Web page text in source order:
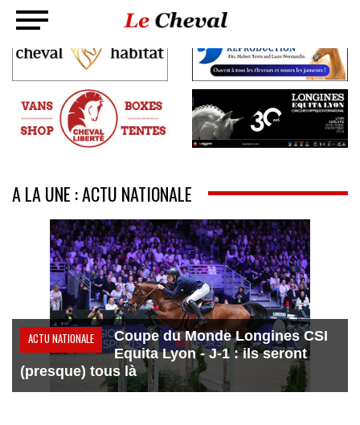
A LA UNE : ACTU NATIONALE
ACTU NATIONALE
Coupe du Monde Longines CSI
Equita Lyon - J-1 : ils seront
(presque) tous là